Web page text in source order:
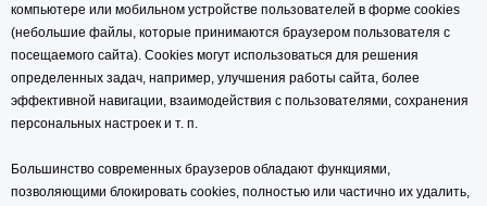
компьютере или мобильном устройстве пользователей в форме cookies
(небольшие файлы, которые принимаются браузером пользователя с
посещаемого сайта). Cookies могут использоваться для решения
определенных задач, например, улучшения работы сайта, более
эффективной навигации, взаимодействия с пользователями, сохранения
персональных настроек и т. п.
Большинство современных браузеров обладают функциями,
позволяющими блокировать cookies, полностью или частично их удалить,